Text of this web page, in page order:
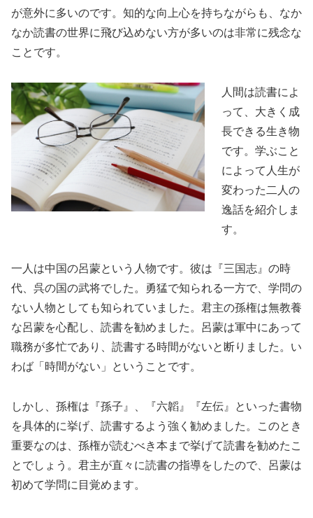
が意外に多いのです。知的な向上心を持ちながらも、なか
なか読書の世界に飛び込めない方が多いのは非常に残念な
ことです。
人間は読書によ
って、大きく成
長できる生き物
です。学ぶこと
によって人生が
変わった二人の
逸話を紹介しま
す。
一人は中国の呂蒙という人物です。彼は『三国志』の時
代、呉の国の武将でした。勇猛で知られる一方で、学問の
ない人物としても知られていました。君主の孫権は無教養
な呂蒙を心配し、読書を勧めました。呂蒙は軍中にあって
職務が多忙であり、読書する時間がないと断りました。い
わば「時間がない」ということです。
しかし、孫権は『孫子』、『六韜』『左伝』といった書物
を具体的に挙げ、読書するよう強く勧めました。このとき
重要なのは、孫権が読むべき本まで挙げて読書を勧めたこ
とでしょう。君主が直々に読書の指導をしたので、呂蒙は
初めて学問に目覚めます。